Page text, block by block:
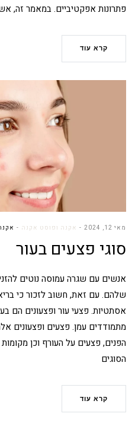
פתרונות אפקטיביים. במאמר זה,
קרא עוד
מאי 12, 2024 אקנה ופוסט אקנה
סוגי פצעים בעור
אנשים עם שגרה עמוסה נוטים
שלהם. עם זאת, חשוב לזכור כי
אסתטיות. פצעי עור ופצעונים הם
מתמודדים עמן. פצעים ופצעונים
הפנים, פצעים על העורף וכן
הסוגים
קרא עוד